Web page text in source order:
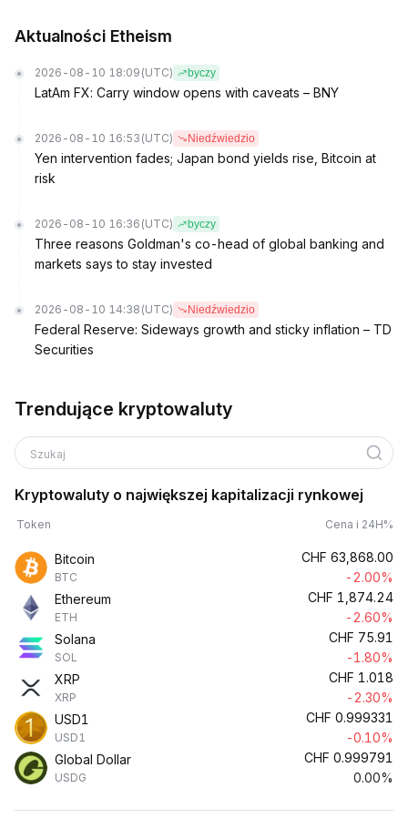
Aktualności Etheism
2026-08-10 18:09 (UTC) byczy
LatAm FX: Carry window opens with caveats – BNY
2026-08-10 16:53 (UTC) Niedźwiedzio
Yen intervention fades; Japan bond yields rise, Bitcoin at
risk
2026-08-10 16:36 (UTC) byczy
Three reasons Goldman's co-head of global banking and
markets says to stay invested
2026-08-10 14:38 (UTC) Niedźwiedzio
Federal Reserve: Sideways growth and sticky inflation – TD
Securities
Trendujące kryptowaluty
Szukaj
Kryptowaluty o największej kapitalizacji rynkowej
Token Cena i 24H%
Bitcoin
BTC
CHF 63,868.00
-2.00%
Ethereum
ETH
CHF 1,874.24
-2.60%
Solana
SOL
CHF 75.91
-1.80%
XRP
XRP
CHF 1.018
-2.30%
USD1
USD1
CHF 0.999331
-0.10%
Global Dollar
USDG
CHF 0.999791
0.00%